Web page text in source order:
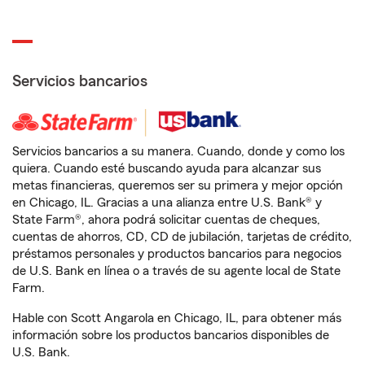
Servicios bancarios
Servicios bancarios a su manera. Cuando, donde y como los
quiera. Cuando esté buscando ayuda para alcanzar sus
metas financieras, queremos ser su primera y mejor opción
en Chicago, IL. Gracias a una alianza entre U.S. Bank® y
State Farm®, ahora podrá solicitar cuentas de cheques,
cuentas de ahorros, CD, CD de jubilación, tarjetas de crédito,
préstamos personales y productos bancarios para negocios
de U.S. Bank en línea o a través de su agente local de State
Farm.
Hable con Scott Angarola en Chicago, IL, para obtener más
información sobre los productos bancarios disponibles de
U.S. Bank.